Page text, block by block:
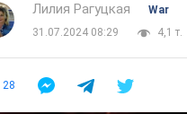
Лилия Рагуцкая
War
31.07.2024 08:29
4,1 т.
28